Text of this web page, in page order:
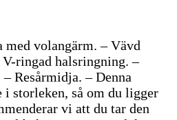
volangärm. – Vävd
ringad halsringning. –
Resårmidja. – Denna
i storleken, så om du ligger
vi att du tar den